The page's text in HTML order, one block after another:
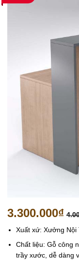
3.300.000₫
Xuất xứ: Xưởng Nội
Chất liệu: Gỗ công
trầy xước, dễ dàng